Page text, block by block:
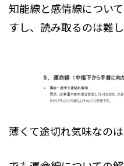
知能線と感情線につい
すし、読み取るのは難
薄くて途切れ気味なのは